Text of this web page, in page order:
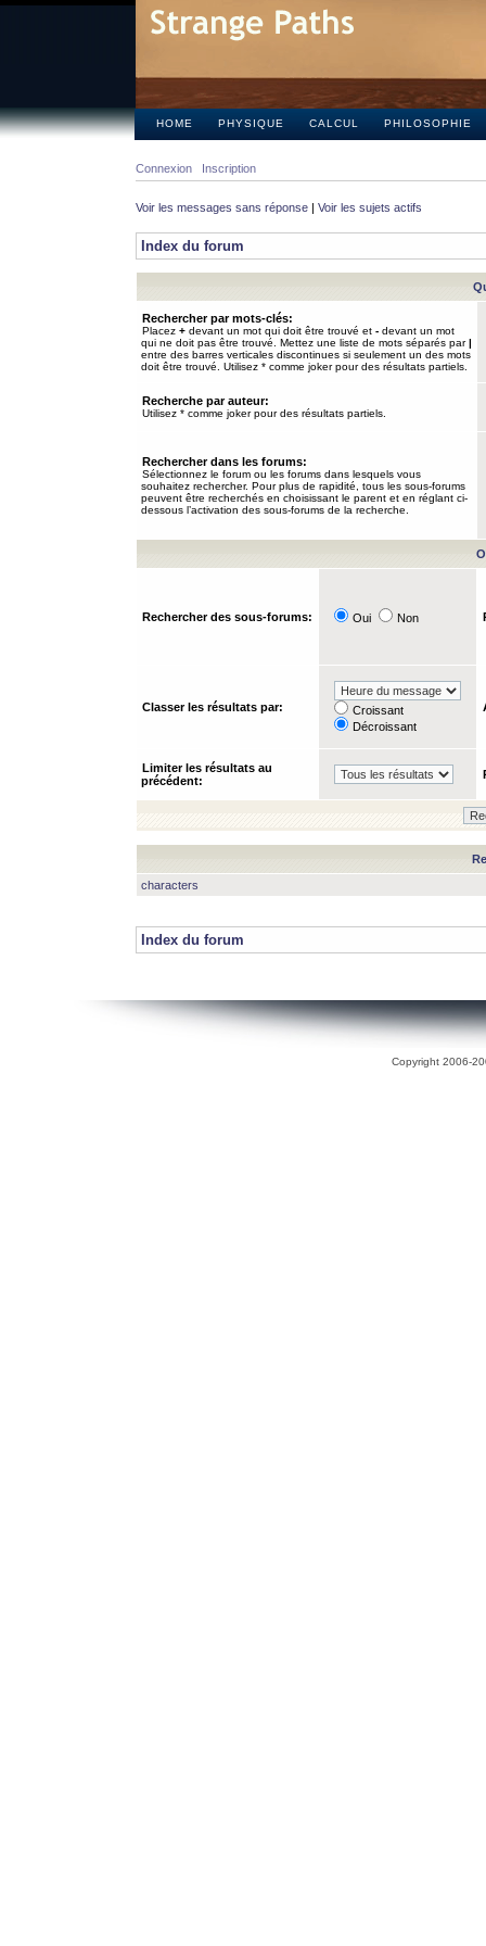
HOME PHYSIQUE CALCUL PHILOSOPHIE
Connexion Inscription
Voir les messages sans réponse | Voir les sujets actifs
Index du forum
Rechercher par mots-clés:
Placez + devant un mot qui doit être trouvé et - devant un mot
qui ne doit pas être trouvé. Mettez une liste de mots séparés par|
entre des barres verticales discontinues si seulement un des mots
doit être trouvé. Utilisez * comme joker pour des résultats partiels.
Recherche par auteur:
Utilisez * comme joker pour des résultats partiels.
Rechercher dans les forums:
Sélectionnez le forum ou les forums dans lesquels vous
souhaitez rechercher. Pour plus de rapidité, tous les sous-forums
peuvent être recherchés en choisissant le parent et en réglant ci-
dessous l’activation des sous-forums de la recherche.
Rechercher des sous-forums: Oui Non
Classer les résultats par:
Croissant
Décroissant
Limiter les résultats au
précédent:
characters
Index du forum
Copyright 2006-